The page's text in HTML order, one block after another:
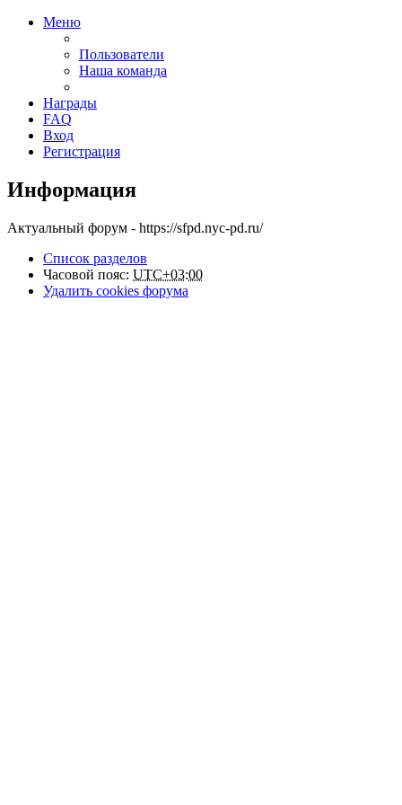
Меню
Пользователи
Наша команда
Награды
FAQ
Вход
Регистрация
Информация
Актуальный форум - https://sfpd.nyc-pd.ru/
Список разделов
Часовой пояс: UTC+03:00
Удалить cookies форума